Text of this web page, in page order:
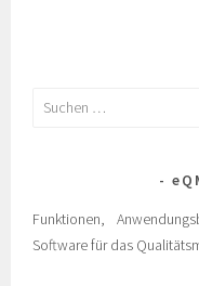
Funktionen,
Software für das